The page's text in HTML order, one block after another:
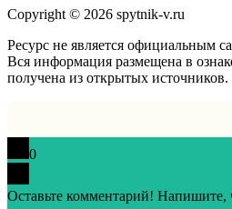
Copyright © 2026 spytnik-v.ru
Ресурс не является официальным
Вся информация размещена в
получена из открытых источников.
0
Оставьте комментарий! Напишите,